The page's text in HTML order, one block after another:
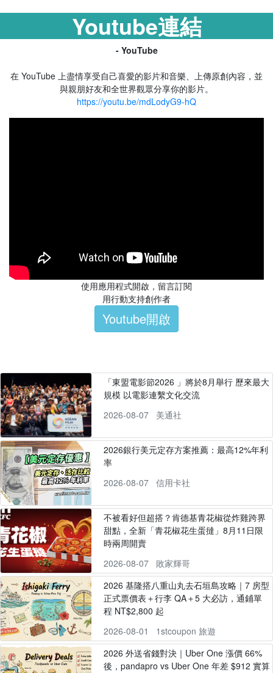
Youtube連結
- YouTube
在 YouTube 上盡情享受自己喜愛的影片和音樂、上傳原創內容，並
與親朋好友和全世界觀眾分享你的影片。
https://youtu.be/mdLodyG9-hQ
使用應用程式開啟，留言訂閱
用行動支持創作者
Youtube開啟
「東盟電影節2026 」將於8月舉行 歷來最大
規模 以電影連繫文化交流
2026-08-07
美通社
2026銀行美元定存方案推薦：最高12%年利
率
2026-08-07
信用卡社
不被看好但超搭？肯德基青花椒從炸雞跨界
甜點，全新「青花椒花生蛋撻」8月11日限
時兩周開賣
2026-08-07
敗家輝哥
2026 基隆搭八重山丸去石垣島攻略｜7 房型
正式票價表＋行李 QA＋5 大必訪，通鋪單
程 NT$2,800 起
2026-08-01
1stcoupon 旅遊
2026 外送省錢對決｜Uber One 漲價 66%
後，pandapro vs Uber One 年差 $912 實算